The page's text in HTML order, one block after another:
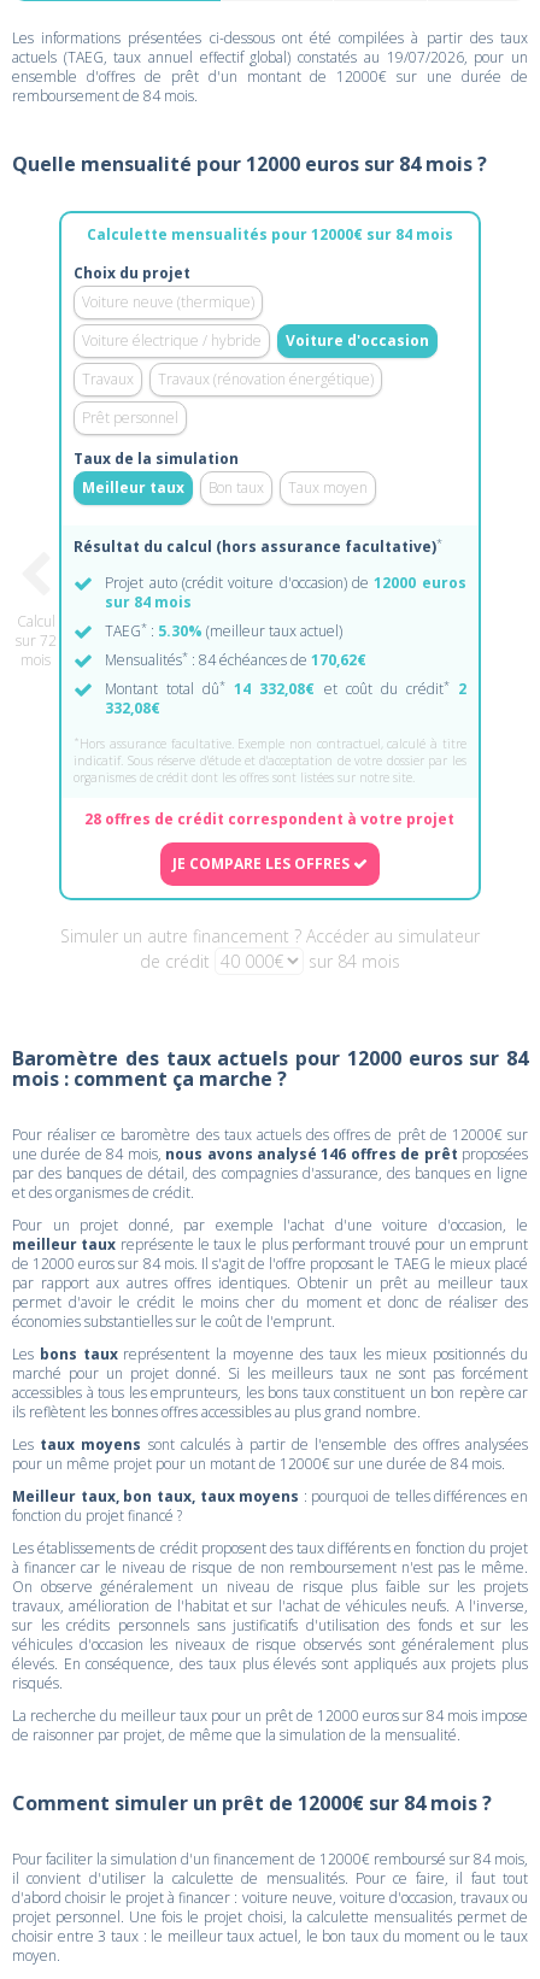
Les informations présentées ci-dessous ont été compilées à partir des taux
actuels (TAEG, taux annuel effectif global) constatés au 19/07/2026, pour un
ensemble d'offres de prêt d'un montant de 12000€ sur une durée de
remboursement de 84 mois.
Quelle mensualité pour 12000 euros sur 84 mois ?
Calcul
sur 72
mois
Calculette mensualités pour 12000€ sur 84 mois
Choix du projet
Voiture neuve (thermique)
Voiture électrique / hybride
Voiture d'occasion
Travaux
Travaux (rénovation énergétique)
Prêt personnel
Taux de la simulation
Meilleur taux
Bon taux Taux moyen
Résultat du calcul (hors assurance facultative)*
Projet auto (crédit voiture d'occasion) de12000 euros
sur 84 mois
TAEG* : 5.30% (meilleur taux actuel)
Mensualités* : 84 échéances de170,62€
Montant total dû* 14 332,08€ et coût du crédit*
2
332,08€
* Hors assurance facultative. Exemple non contractuel, calculé à titre
indicatif. Sous réserve d'étude et d'acceptation de votre dossier par les
organismes de crédit dont les offres sont listées sur notre site.
28 offres de crédit correspondent à votre projet
JE COMPARE LES OFFRES
Simuler un autre financement ? Accéder au simulateur
de crédit
sur 84 mois
Baromètre des taux actuels pour 12000 euros sur 84
mois : comment ça marche ?
Pour réaliser ce baromètre des taux actuels des offres de prêt de 12000€ sur
une durée de 84 mois, nous avons analysé 146 offres de prêt proposées
par des banques de détail, des compagnies d'assurance, des banques en ligne
et des organismes de crédit.
Pour un projet donné, par exemple l'achat d'une voiture d'occasion, le
meilleur taux représente le taux le plus performant trouvé pour un emprunt
de 12000 euros sur 84 mois. Il s'agit de l'offre proposant le TAEG le mieux placé
par rapport aux autres offres identiques. Obtenir un prêt au meilleur taux
permet d'avoir le crédit le moins cher du moment et donc de réaliser des
économies substantielles sur le coût de l'emprunt.
Les bons tauxreprésentent la moyenne des taux les mieux positionnés du
marché pour un projet donné. Si les meilleurs taux ne sont pas forcément
accessibles à tous les emprunteurs, les bons taux constituent un bon repère car
ils reflètent les bonnes offres accessibles au plus grand nombre.
Les taux moyens sont calculés à partir de l'ensemble des offres analysées
pour un même projet pour un motant de 12000€ sur une durée de 84 mois.
Meilleur taux, bon taux, taux moyens : pourquoi de telles différences en
fonction du projet financé ?
Les établissements de crédit proposent des taux différents en fonction du projet
à financer car le niveau de risque de non remboursement n'est pas le même.
On observe généralement un niveau de risque plus faible sur les projets
travaux, amélioration de l'habitat et sur l'achat de véhicules neufs. A l'inverse,
sur les crédits personnels sans justificatifs d'utilisation des fonds et sur les
véhicules d'occasion les niveaux de risque observés sont généralement plus
élevés. En conséquence, des taux plus élevés sont appliqués aux projets plus
risqués.
La recherche du meilleur taux pour un prêt de 12000 euros sur 84 mois impose
de raisonner par projet, de même que la simulation de la mensualité.
Comment simuler un prêt de 12000€ sur 84 mois ?
Pour faciliter la simulation d'un financement de 12000€ remboursé sur 84 mois,
il convient d'utiliser la calculette de mensualités. Pour ce faire, il faut tout
d'abord choisir le projet à financer : voiture neuve, voiture d'occasion, travaux ou
projet personnel. Une fois le projet choisi, la calculette mensualités permet de
choisir entre 3 taux : le meilleur taux actuel, le bon taux du moment ou le taux
moyen.